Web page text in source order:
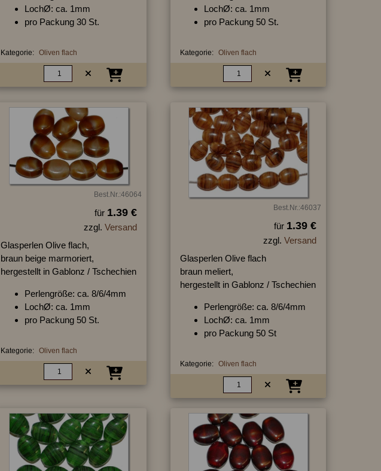
LochØ: ca. 1mm
pro Packung 30 St.
Kategorie: Oliven flach
LochØ: ca. 1mm
pro Packung 50 St.
Kategorie: Oliven flach
Best.Nr.:46064
für 1.39 €
zzgl. Versand
Glasperlen Olive flach,
braun beige marmoriert,
hergestellt in Gablonz / Tschechien
Perlengröße: ca. 8/6/4mm
LochØ: ca. 1mm
pro Packung 50 St.
Kategorie: Oliven flach
Best.Nr.:46037
für 1.39 €
zzgl. Versand
Glasperlen Olive flach
braun meliert,
hergestellt in Gablonz / Tschechien
Perlengröße: ca. 8/6/4mm
LochØ: ca. 1mm
pro Packung 50 St
Kategorie: Oliven flach